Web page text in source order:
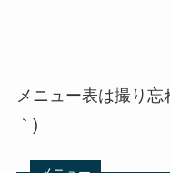
メニュー表は撮り
｀)